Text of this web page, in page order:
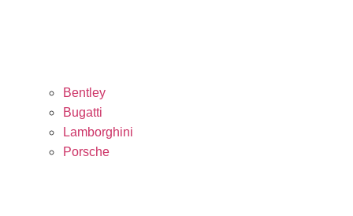
Bentley
Bugatti
Lamborghini
Porsche